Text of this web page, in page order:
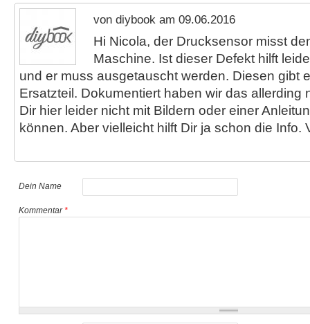
von diybook am 09.06.2016
Hi Nicola, der Drucksensor misst
Maschine. Ist dieser Defekt hilft
und er muss ausgetauscht werden. Diesen gibt
Ersatzteil. Dokumentiert haben wir das allerding
Dir hier leider nicht mit Bildern oder einer
können. Aber vielleicht hilft Dir ja schon die Info.
Dein Name
Kommentar*